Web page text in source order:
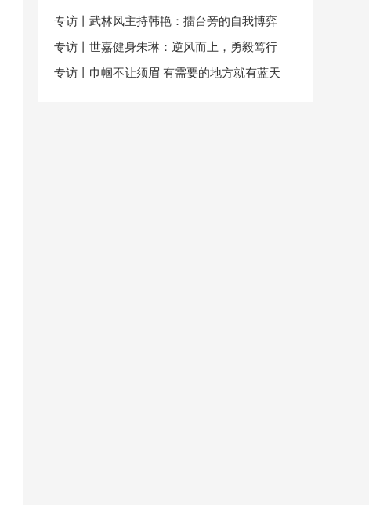
专访丨武林风主持韩艳：擂台旁的自我博弈
专访丨世嘉健身朱琳：逆风而上，勇毅笃行
专访丨巾帼不让须眉 有需要的地方就有蓝天